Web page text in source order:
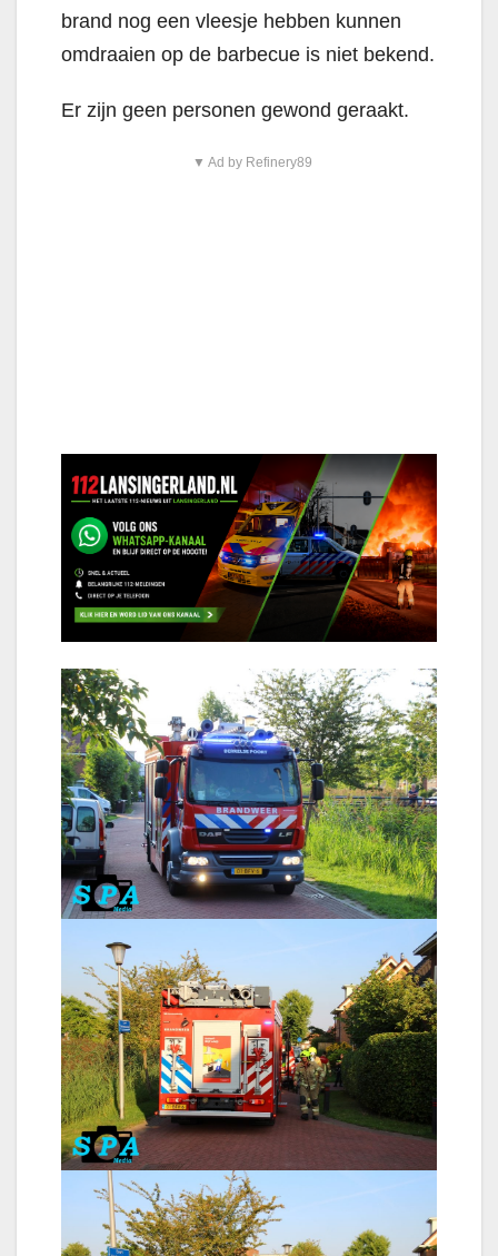
brand nog een vleesje hebben kunnen
omdraaien op de barbecue is niet bekend.
Er zijn geen personen gewond geraakt.
▼ Ad by Refinery89